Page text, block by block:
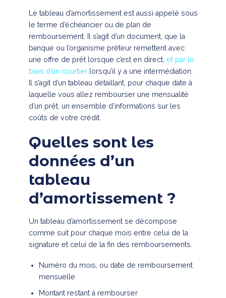
Le tableau d’amortissement est aussi appelé sous
le terme d’échéancier ou de plan de
remboursement. Il s’agit d’un document, que la
banque ou l’organisme prêteur remettent avec
une offre de prêt lorsque c’est en direct, et par le
biais d’un courtierlorsqu’il y a une intermédiation.
Il s’agit d’un tableau détaillant, pour chaque date à
laquelle vous allez rembourser une mensualité
d’un prêt, un ensemble d’informations sur les
coûts de votre crédit.
Quelles sont les
données d’un
tableau
d’amortissement ?
Un tableau d’amortissement se décompose
comme suit pour chaque mois entre celui de la
signature et celui de la fin des remboursements.
Numéro du mois, ou date de remboursement
mensuelle
Montant restant à rembourser